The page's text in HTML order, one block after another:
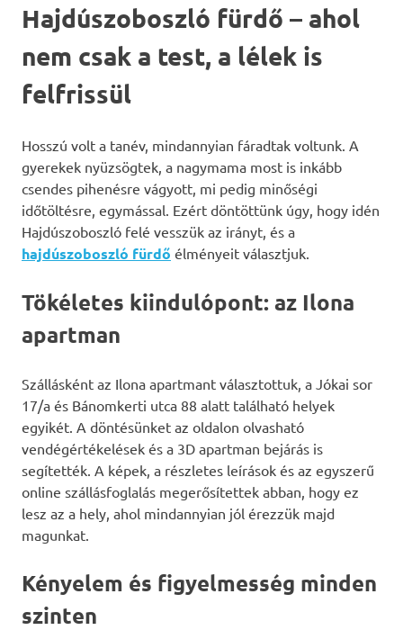
Hajdúszoboszló fürdő – ahol
nem csak a test, a lélek is
felfrissül
Hosszú volt a tanév, mindannyian fáradtak voltunk. A
gyerekek nyüzsögtek, a nagymama most is inkább
csendes pihenésre vágyott, mi pedig minőségi
időtöltésre, egymással. Ezért döntöttünk úgy, hogy idén
Hajdúszoboszló felé vesszük az irányt, és a
hajdúszoboszló fürdő élményeit választjuk.
Tökéletes kiindulópont: az Ilona
apartman
Szállásként az Ilona apartmant választottuk, a Jókai sor
17/a és Bánomkerti utca 88 alatt található helyek
egyikét. A döntésünket az oldalon olvasható
vendégértékelések és a 3D apartman bejárás is
segítették. A képek, a részletes leírások és az egyszerű
online szállásfoglalás megerősítettek abban, hogy ez
lesz az a hely, ahol mindannyian jól érezzük majd
magunkat.
Kényelem és figyelmesség minden
szinten